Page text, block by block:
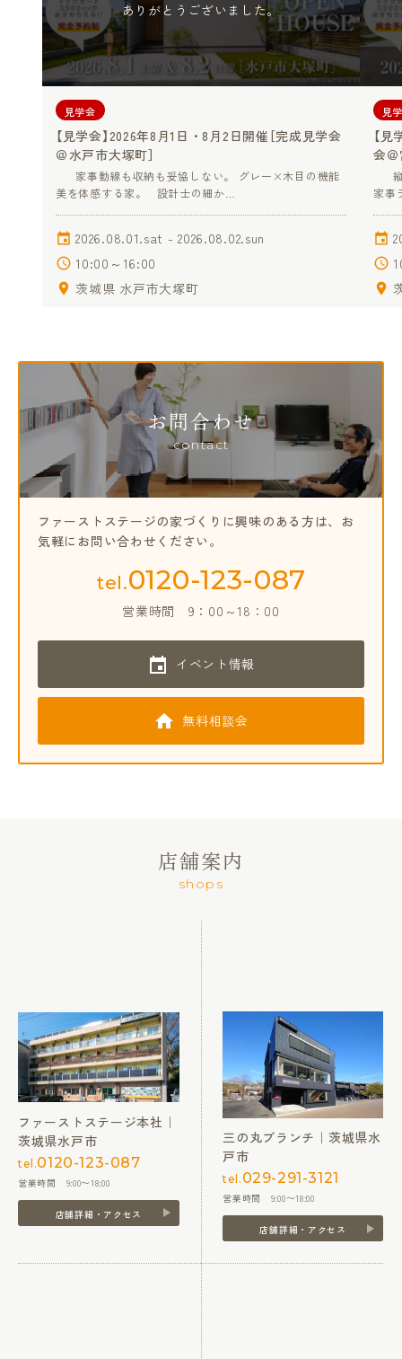
ありがとうございました。
見学会
【見学会】2026年8月1日・8月2日開催［完成見学会
＠水戸市大塚町］
家事動線も収納も妥協しない。 グレー×木目の機能
美を体感する家。 設計士の細か…
2026.08.01.sat - 2026.08.02.sun
10:00～16:00
茨城県 水戸市大塚町
見
【
会＠
縦
家事
お問合わせ
contact
ファーストステージの家づくりに興味のある方は、 お
気軽にお問い合わせください。
tel.0120-123-087
営業時間 9：00～18：00
イベント情報
無料相談会
店舗案内
shops
ファーストステージ本社｜
茨城県水戸市
tel.0120-123-087
営業時間 9:00〜18:00
店舗詳細・アクセス
三の丸ブランチ｜茨城県水
戸市
tel. 029-291-3121
営業時間 9:00〜18:00
店舗詳細・アクセス